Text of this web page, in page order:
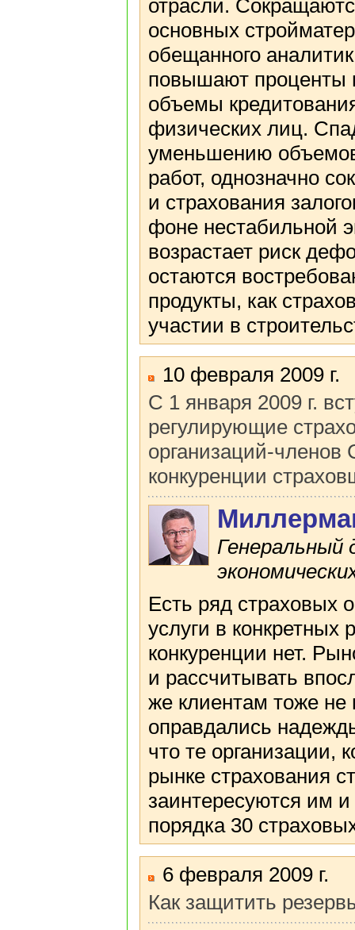
отрасли.
основных
обещанного
повышают проценты
объемы
физических лиц.
уменьшению
работ, однозначно
и страхования
фоне нестабильной
возрастает риск
остаются
продукты, как
участии в
10 февраля 2009 г.
С 1 января 2009 г.
регулирующие
организаций-
конкуренции
Есть ряд страховых
услуги в конкретных
конкуренции нет.
и рассчитывать
же клиентам тоже не
оправдались
что те организации,
рынке страхования
заинтересуются им
порядка 30
6 февраля 2009 г.
Как защитить